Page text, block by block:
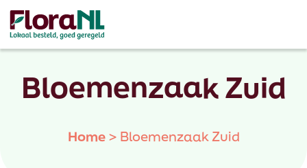
Bloemenzaak Zuid
Home> Bloemenzaak Zuid